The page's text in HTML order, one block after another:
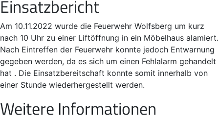
Einsatzbericht
Am 10.11.2022 wurde die Feuerwehr Wolfsberg um kurz
nach 10 Uhr zu einer Liftöffnung in ein Möbelhaus alamiert.
Nach Eintreffen der Feuerwehr konnte jedoch Entwarnung
gegeben werden, da es sich um einen Fehlalarm gehandelt
hat . Die Einsatzbereitschaft konnte somit innerhalb von
einer Stunde wiederhergestellt werden.
Weitere Informationen